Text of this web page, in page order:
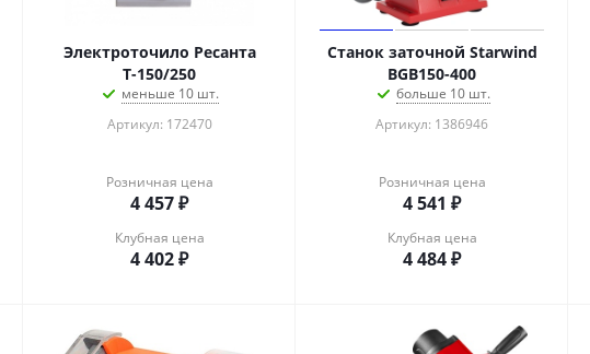
Электроточило Ресанта
Т-150/250
меньше 10 шт.
Артикул: 172470
Розничная цена
4 457₽
Клубная цена
4 402₽
Станок заточной Starwind
BGB150-400
больше 10 шт.
Артикул: 1386946
Розничная цена
4 541 ₽
Клубная цена
4 484₽